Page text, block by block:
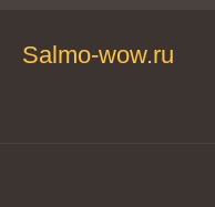
Salmo-wow.ru